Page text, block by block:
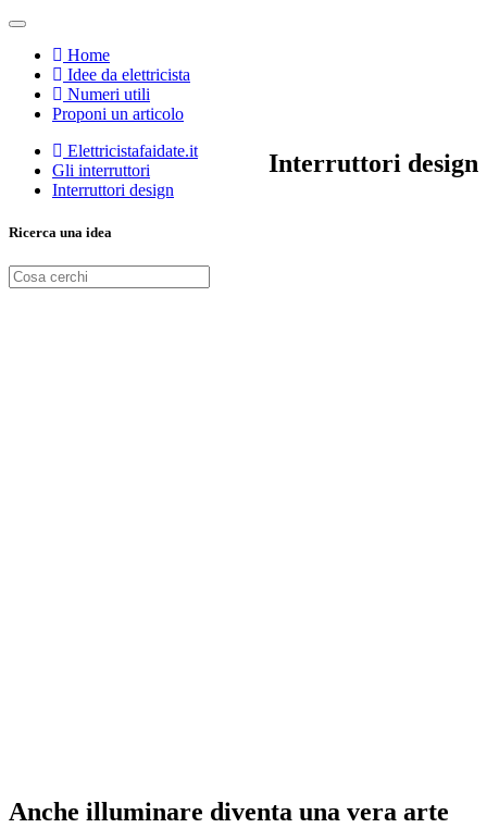
Home
Idee da elettricista
Numeri utili
Proponi un articolo
Interruttori design
Elettricistafaidate.it
Gli interruttori
Interruttori design
Ricerca una idea
Anche illuminare diventa una vera arte